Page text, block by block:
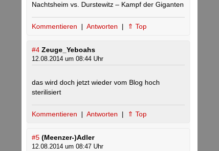
Nachtsheim vs. Durstewitz – Kampf der Giganten
Kommentieren | Antworten | ⇑ Top
#4 Zeuge_Yeboahs
12.08.2014 um 08:44 Uhr
das wird doch jetzt wieder vom Blog hoch
sterilisiert
Kommentieren | Antworten | ⇑ Top
#5 (Meenzer-)Adler
12.08.2014 um 08:47 Uhr